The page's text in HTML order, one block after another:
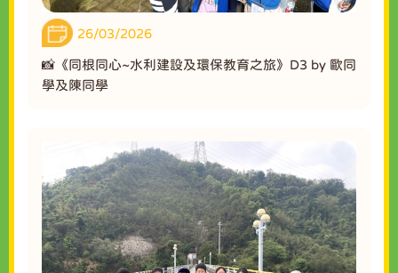
26/03/2026
📸《同根同心~水利建設及環保教育之旅》D3 by 歐同
學及陳同學